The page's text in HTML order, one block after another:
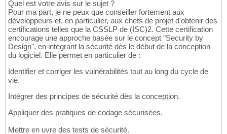
Quel est votre avis sur le sujet ?
Pour ma part, je ne peux que conseiller fortement aux
développeurs et, en particulier, aux chefs de projet d'obtenir des
certifications telles que la CSSLP de (ISC)2. Cette certification
encourage une approche basée sur le concept "Security by
Design", en intégrant la sécurité dès le début de la conception
du logiciel. Elle permet en particulier de :
Identifier et corriger les vulnérabilités tout au long du cycle de
vie.
Intégrer des principes de sécurité dès la conception.
Appliquer des pratiques de codage sécurisées.
Mettre en uvre des tests de sécurité.